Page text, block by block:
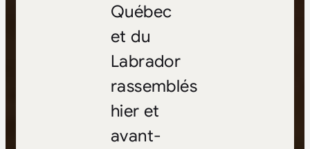
Québec
et du
Labrador
rassemblés
hier et
avant-